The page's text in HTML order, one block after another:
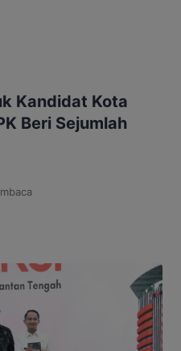
Kandidat Kota
Beri Sejumlah